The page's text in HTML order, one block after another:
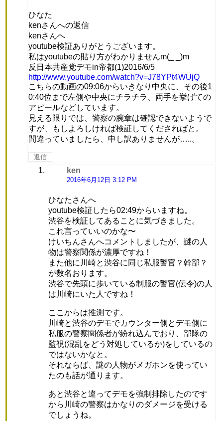
ひなた
kenさんへの返信
kenさんへ
youtube検証ありがとうございます。
私はyoutubeの貼り方がわかりませんm(_ _)m
反日本共産党デモin帝都(1)2016/6/5
http://www.youtube.com/watch?v=J78YPt4WUjQ
こちらの動画の09:06からいきなり中央に、その後1
0:40位まで左側や中央にチラチラ、両手を挙げての
アピールなどしています。
見える限りでは、警察の腕章は確認できないようで
すが、もしよろしければ検証してくださればと。
間違っていましたら、申し訳ありませんが…..。
返信
ken
り:
2016年6月12日 3:12 PM
ひなたさんへ
youtube検証したら02:49からいますね。
渋谷を検証してあることに気づきました。
これ言っていいのかな〜
けいちんさんへコメントしましたが、謎の人
物は警察関係が濃厚ですね！
また他に川崎と渋谷に同じ私服警官？幹部？
が数名おります。
渋谷で先頭に歩いている制服の警官(伝令)の人
は川崎にいた人ですね！
ここからは推測です。
川崎と渋谷のデモでカウンター側とデモ側に
私服の警察関係者が紛れ込んでおり、部隊の
監視(混乱をどう対処しているか)をしているの
ではないかなと。
それならば、謎の人物がメガホンを使ってい
たのも話が通ります。
あと渋谷と違ってデモを強制排除したのです
から川崎の警察はかなりのダメージを受ける
でしょうね。